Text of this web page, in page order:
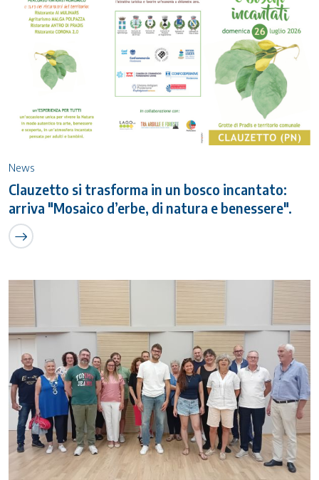
Luglio 2026
News
Clauzetto si trasforma in un bosco incantato:
arriva "Mosaico d’erbe, di natura e benessere".